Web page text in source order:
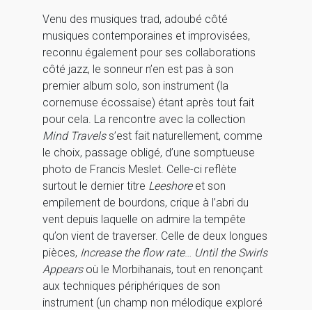
Venu des musiques trad, adoubé côté
musiques contemporaines et improvisées,
reconnu également pour ses collaborations
côté jazz, le sonneur n’en est pas à son
premier album solo, son instrument (la
cornemuse écossaise) étant après tout fait
pour cela. La rencontre avec la collection
Mind Travelss’est fait naturellement, comme
le choix, passage obligé, d’une somptueuse
photo de Francis Meslet. Celle-ci reflète
surtout le dernier titre Leeshoreet son
empilement de bourdons, crique à l’abri du
vent depuis laquelle on admire la tempête
qu’on vient de traverser. Celle de deux longues
pièces, Increase the flow rate… Until the Swirls
Appears où le Morbihanais, tout en renonçant
aux techniques périphériques de son
instrument (un champ non mélodique exploré